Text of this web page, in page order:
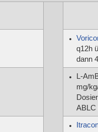
q12h
dann
L-
mg/
ABLC